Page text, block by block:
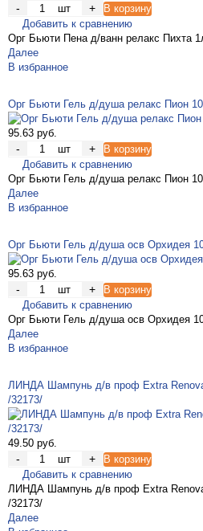
- шт +
В корзину
Добавить к сравнению
Орг Бьюти Пена д/ванн релакс Пихта
Далее
В избранное
Орг Бьюти Гель д/душа релакс Пион
95.63 руб.
- шт +
В корзину
Добавить к сравнению
Орг Бьюти Гель д/душа релакс Пион
Далее
В избранное
Орг Бьюти Гель д/душа осв Орхидея
95.63 руб.
- шт +
В корзину
Добавить к сравнению
Орг Бьюти Гель д/душа осв Орхидея
Далее
В избранное
ЛИНДА Шампунь д/в проф Extra
/32173/
49.50 руб.
- шт +
В корзину
Добавить к сравнению
ЛИНДА Шампунь д/в проф Extra
/32173/
Далее